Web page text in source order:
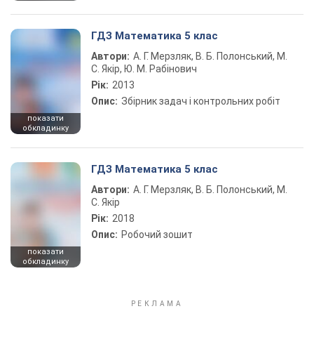
показати
обкладинку
ГДЗ Математика 5 клас
Автори: А. Г. Мерзляк, В. Б. Полонський, М.
С. Якір, Ю. М. Рабінович
Рік: 2013
Опис: Збірник задач і контрольних робіт
показати
обкладинку
ГДЗ Математика 5 клас
Автори: А. Г. Мерзляк, В. Б. Полонський, М.
С. Якір
Рік: 2018
Опис: Робочий зошит